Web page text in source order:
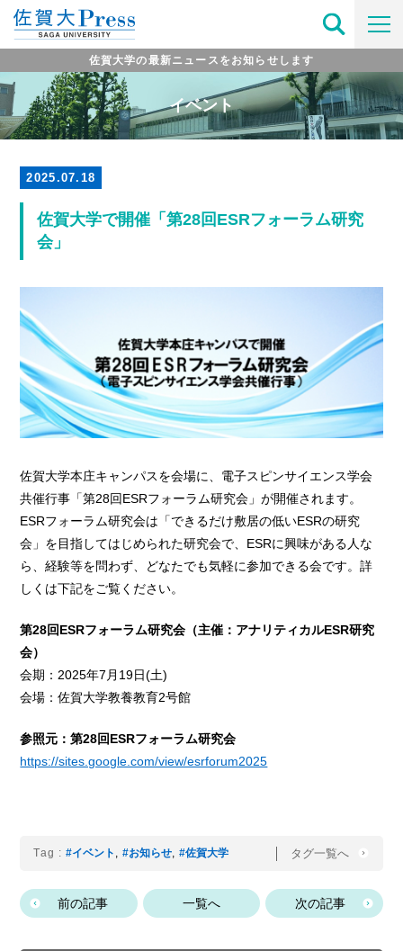
佐賀大学の最新ニュースをお知らせします
イベント
2025.07.18
佐賀大学で開催「第28回ESRフォーラム研究
会」
佐賀大学本庄キャンパスを会場に、電子スピンサイエンス学会
共催行事「第28回ESRフォーラム研究会」が開催されます。
ESRフォーラム研究会は「できるだけ敷居の低いESRの研究
会」を目指してはじめられた研究会で、ESRに興味がある人な
ら、経験等を問わず、どなたでも気軽に参加できる会です。詳
しくは下記をご覧ください。
第28回ESRフォーラム研究会（主催：アナリティカルESR研究
会）
会期：2025年7月19日(土)
会場：佐賀大学教養教育2号館
参照元：第28回ESRフォーラム研究会
https://sites.google.com/view/esrforum2025
Tag : #イベント , #お知らせ, #佐賀大学 タグ一覧へ
前の記事 一覧へ 次の記事